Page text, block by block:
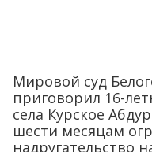
Мировой суд
приговорил 16-
села Курское
шести месяцам
надругательство